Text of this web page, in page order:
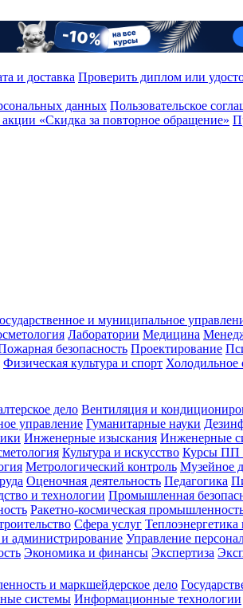
и доставка Проверить диплом или
данных Пользовательское
«Скидка за повторное обращение»
и муниципальное
Лаборатории Медицина
безопасность Проектирование
Физическая культура и спорт Холодильное
дело Вентиляция и
управление Гуманитарные науки
Инженерные изыскания Инженерные
Культура и искусство Курсы
Метрологический контроль Музейное
Оценочная деятельность Педагогика
и технологии Промышленная
Ракетно-космическая
Сфера услуг Теплоэнергетика
администрирование Управление
Экономика и финансы Экспертиза
и маркшейдерское дело
системы Информационные технологии